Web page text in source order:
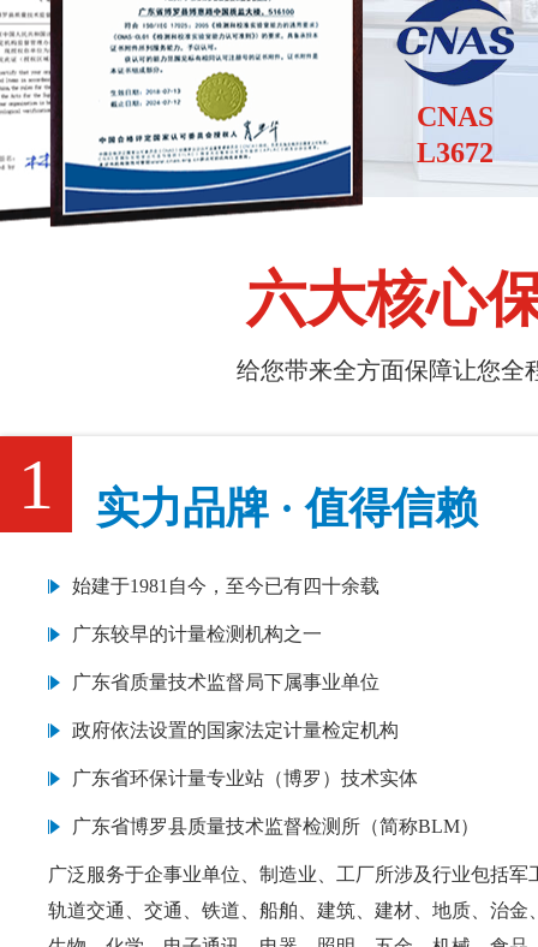
CNAS
L3672
六大核心
给您带来全方面保障让您全
1 实力品牌 · 值得信赖
始建于1981自今，至今已有四十余载
广东较早的计量检测机构之一
广东省质量技术监督局下属事业单位
政府依法设置的国家法定计量检定机构
广东省环保计量专业站（博罗）技术实体
广东省博罗县质量技术监督检测所（简称BLM）
广泛服务于企事业单位、制造业、工厂所涉及行业包括军工
轨道交通、交通、铁道、船舶、建筑、建材、地质、治金